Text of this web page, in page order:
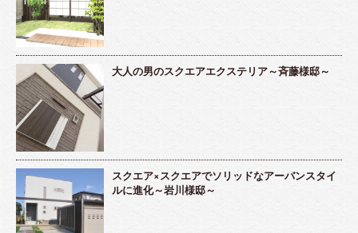
大人の男のスクエアエクステリア～斉藤様邸～
スクエア×スクエアでソリッドなアーバンスタイ
ルに進化～岩川様邸～